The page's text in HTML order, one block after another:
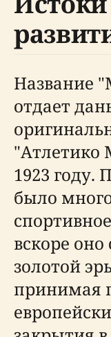
Название
отдает
"Атлетико
1923 году.
было
вскоре
золотой
принимая